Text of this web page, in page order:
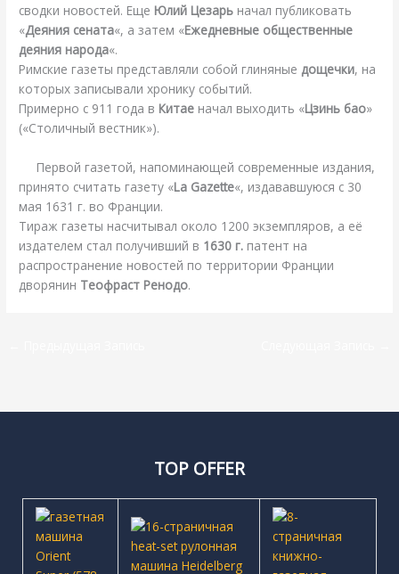
сводки новостей. Еще Юлий Цезарь начал публиковать
«Деяния сената«, а затем «Ежедневные общественные
деяния народа«.
Римские газеты представляли собой глиняные дощечки, на
которых записывали хронику событий.
Примерно с 911 года в Китае начал выходить «Цзинь бао»
(«Столичный вестник»).
Первой газетой, напоминающей современные издания,
принято считать газету «La Gazette«, издававшуюся с 30
мая 1631 г. во Франции.
Тираж газеты насчитывал около 1200 экземпляров, а её
издателем стал получивший в 1630 г. патент на
распространение новостей по территории Франции
дворянин Теофраст Ренодо.
TOP OFFER